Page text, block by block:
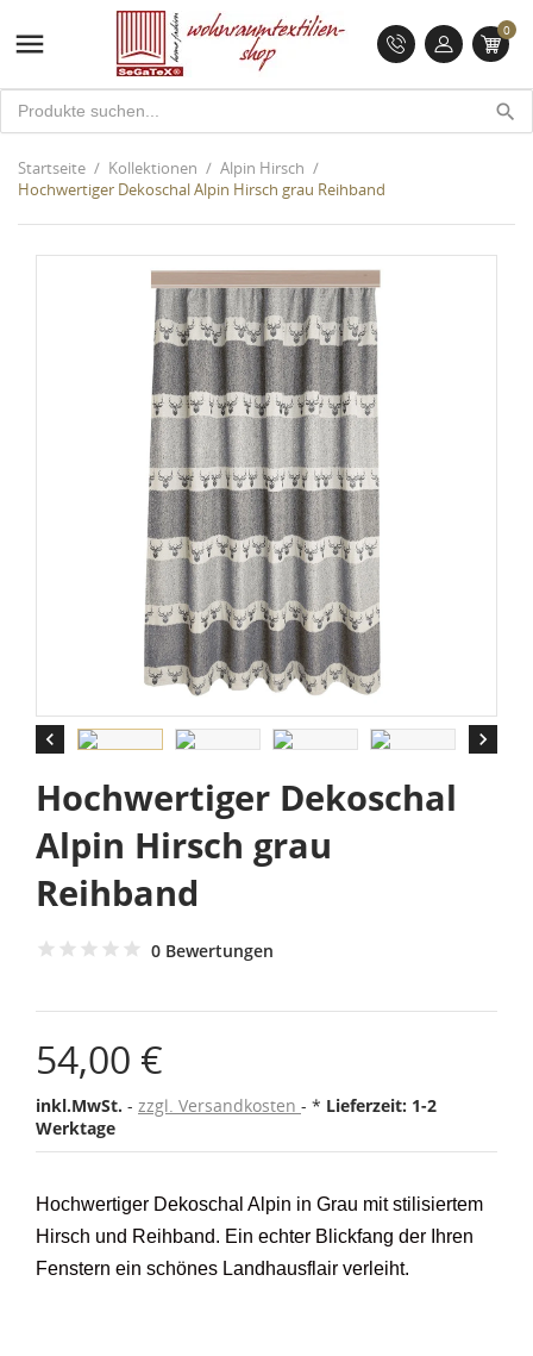
 0
search
Startseite Kollektionen
Alpin Hirsch
Hochwertiger Dekoschal Alpin Hirsch grau Reihband
 
Hochwertiger Dekoschal
Alpin Hirsch grau
Reihband
0 Bewertungen
54,00 €
inkl.MwSt. zzgl. Versandkosten * Lieferzeit: 1-2
Werktage
Hochwertiger Dekoschal Alpin in Grau mit stilisiertem
Hirsch und Reihband. Ein echter Blickfang der Ihren
Fenstern ein schönes Landhausflair verleiht.